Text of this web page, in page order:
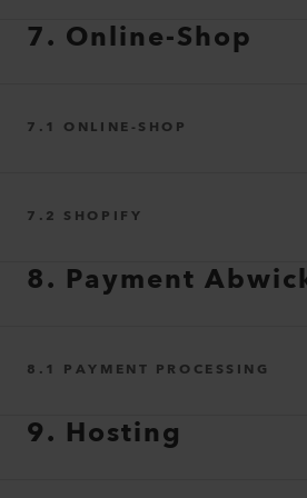
7. Online-Shop
7.1 ONLINE-SHOP
7.2 SHOPIFY
8. Payment
8.1 PAYMENT PROCESSING
9. Hosting